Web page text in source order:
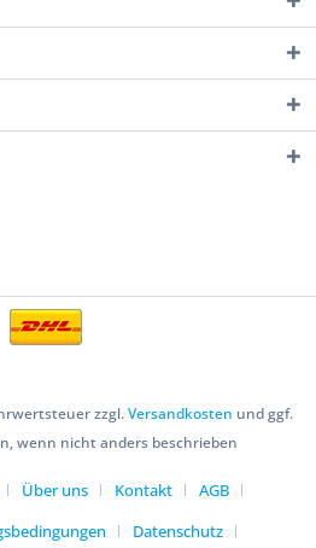
zzgl.Versandkosten und ggf.
wenn nicht anders beschrieben
Über uns Kontakt
AGB
Datenschutz